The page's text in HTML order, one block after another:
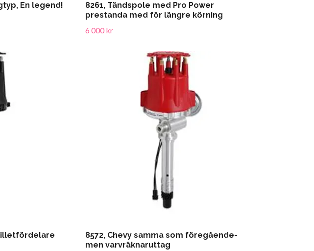
En legend!
8261, Tändspole med Pro Power
prestanda med för längre körning
6 000 kr
8572, Chevy samma som föregående-
men varvräknaruttag